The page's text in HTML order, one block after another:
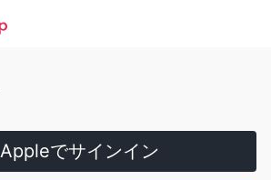
Appleでサインイン